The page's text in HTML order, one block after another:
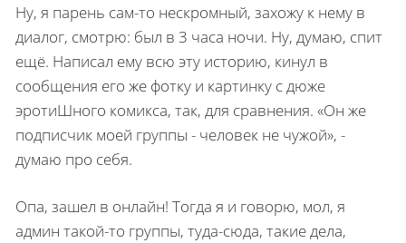
Ну, я парень сам-то нескромный, захожу к нему в
диалог, смотрю: был в 3 часа ночи. Ну, думаю, спит
ещё. Написал ему всю эту историю, кинул в
сообщения его же фотку и картинку с дюже
эротиШного комикса, так, для сравнения. «Он же
подписчик моей группы - человек не чужой», -
думаю про себя.
Опа, зашел в онлайн! Тогда я и говорю, мол, я
админ такой-то группы, туда-сюда, такие дела,